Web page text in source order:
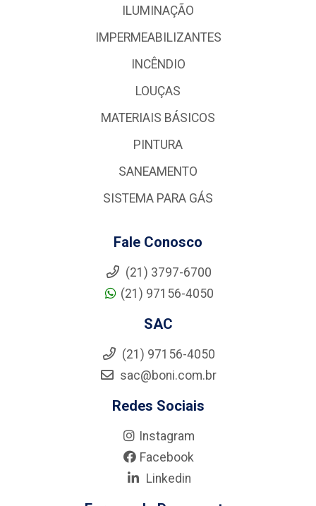
ILUMINAÇÃO
IMPERMEABILIZANTES
INCÊNDIO
LOUÇAS
MATERIAIS BÁSICOS
PINTURA
SANEAMENTO
SISTEMA PARA GÁS
Fale Conosco
(21) 3797-6700
(21) 97156-4050
SAC
(21) 97156-4050
sac@boni.com.br
Redes Sociais
Instagram
Facebook
Linkedin